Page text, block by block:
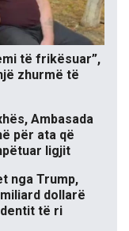
të frikësuar”,
zhurmë të
Ambasada
për ata që
ligjit
nga Trump,
dollarë
të ri